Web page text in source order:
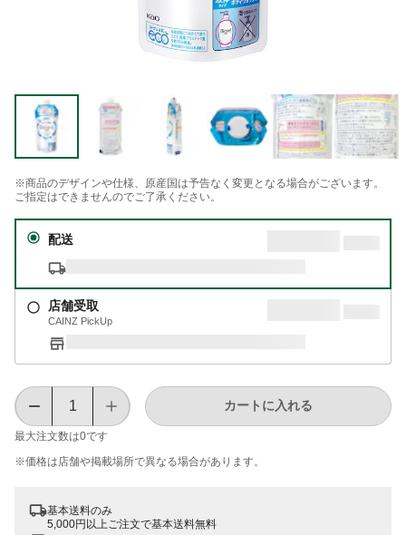
※商品のデザインや仕様、原産国は予告なく変更となる場合がございます。
ご指定はできませんのでご了承ください。
配送
店舗受取
CAINZ PickUp
最大注文数は0です
カートに入れる
※価格は​店舗や​掲載場所で​異なる​場合が​あります。
基本送料のみ
5,000円以上ご注文で基本送料無料